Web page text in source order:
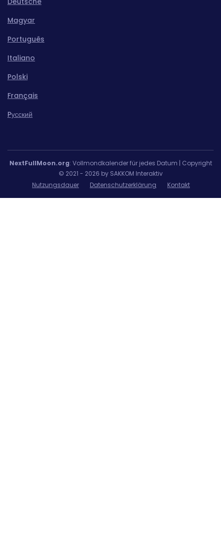
Magyar
Português
Italiano
Polski
Français
Pусский
NextFullMoon.org: Vollmondkalender für jedes Datum | Copyright
© 2021 - 2026 by SAKKOM Interaktiv
Nutzungsdauer
Datenschutzerklärung Kontakt